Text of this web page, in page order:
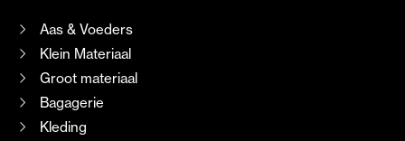
Aas & Voeders
Klein Materiaal
Groot materiaal
Bagagerie
Kleding